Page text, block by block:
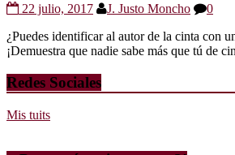
22 julio, 2017 J. Justo Moncho
0
¿Puedes identificar al autor de la cinta con
¡Demuestra que nadie sabe más que tú de
Redes Sociales
Mis tuits